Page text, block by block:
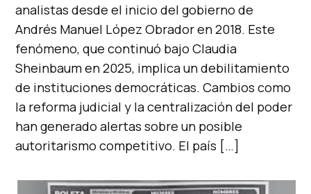
analistas desde el inicio del gobierno de
Andrés Manuel López Obrador en 2018. Este
fenómeno, que continuó bajo Claudia
Sheinbaum en 2025, implica un debilitamiento
de instituciones democráticas. Cambios como
la reforma judicial y la centralización del poder
han generado alertas sobre un posible
autoritarismo competitivo. El país […]